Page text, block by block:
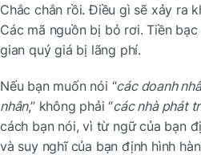
Chắc chắn rồi. Điều gì sẽ xảy ra
Các mã nguồn bị bỏ rơi. Tiền
gian quý giá bị lãng phí.
Nếu bạn muốn nói “các doanh
nhân,” không phải “các nhà phát
cách bạn nói, vì từ ngữ của bạn
và suy nghĩ của bạn định hình